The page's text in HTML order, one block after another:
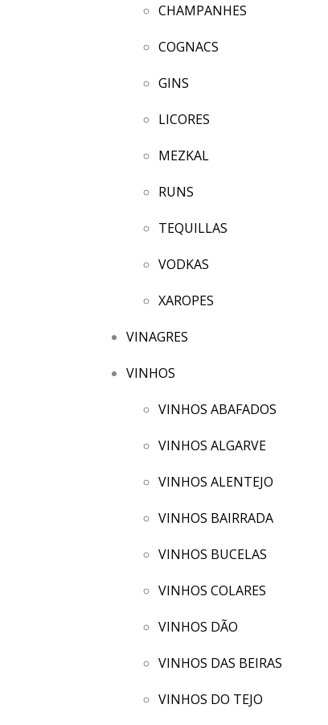
CHAMPANHES
COGNACS
GINS
LICORES
MEZKAL
RUNS
TEQUILLAS
VODKAS
XAROPES
VINAGRES
VINHOS
VINHOS ABAFADOS
VINHOS ALGARVE
VINHOS ALENTEJO
VINHOS BAIRRADA
VINHOS BUCELAS
VINHOS COLARES
VINHOS DÃO
VINHOS DAS BEIRAS
VINHOS DO TEJO